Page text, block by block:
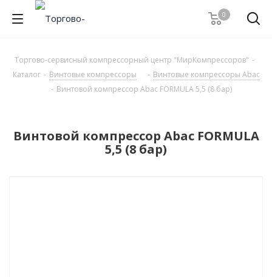
0
Торгово-сервисный компрессорный центр "МирКомпрессоров" -
Каталог - Винтовые компрессоры - Винтовые компрессоры Abac
- Винтовой компрессор Abac FORMULA 5,5 (8 бар)
Винтовой компрессор Abac FORMULA
5,5 (8 бар)